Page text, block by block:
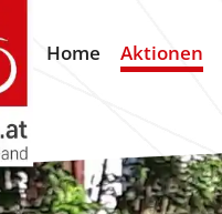
Home Aktionen